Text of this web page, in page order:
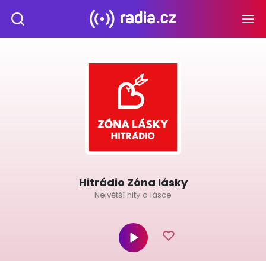
Hitrádio Zóna lásky
Největší hity o lásce